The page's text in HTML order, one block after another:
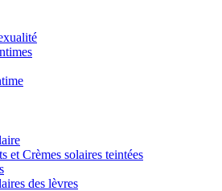
et Crèmes solaires teintées
des lèvres